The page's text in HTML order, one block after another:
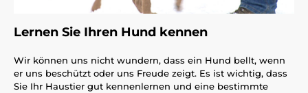
Lernen Sie Ihren Hund kennen
Wir können uns nicht wundern, dass ein Hund bellt, wenn
er uns beschützt oder uns Freude zeigt. Es ist wichtig, dass
Sie Ihr Haustier gut kennenlernen und eine bestimmte